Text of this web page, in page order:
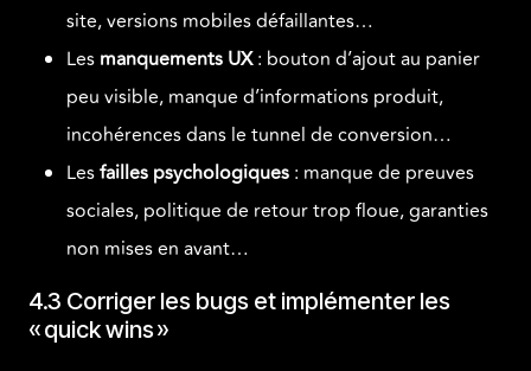
site, versions mobiles défaillantes…
Les manquements UX: bouton d’ajout au panier
peu visible, manque d’informations produit,
incohérences dans le tunnel de conversion…
Lesfailles psychologiques : manque de preuves
sociales, politique de retour trop floue, garanties
non mises en avant…
4.3 Corriger les bugs et implémenter les
« quick wins »